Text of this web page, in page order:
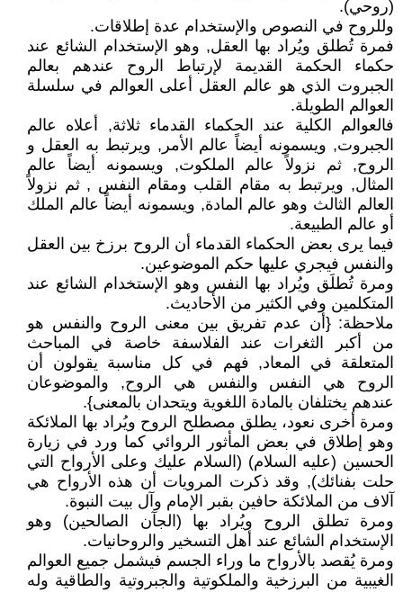
(روحي).
وللروح في النصوص والإستخدام عدة إطلاقات.
فمرة تُطلق ويُراد بها العقل, وهو الإستخدام الشائع عند
حكماء الحكمة القديمة لإرتباط الروح عندهم بعالم
الجبروت الذي هو عالم العقل أعلى العوالم في سلسلة
العوالم الطويلة.
فالعوالم الكلية عند الحكماء القدماء ثلاثة, أعلاه عالم
الجبروت, ويسمونه أيضاً عالم الأمر, ويرتبط به العقل و
الروح, ثم نزولاً عالم الملكوت, ويسمونه أيضاً عالم
المثال, ويرتبط به مقام القلب ومقام النفس , ثم نزولاً
العالم الثالث وهو عالم المادة, ويسمونه أيضاً عالم الملك
أو عالم الطبيعة.
فيما يرى بعض الحكماء القدماء أن الروح برزخ بين العقل
والنفس فيجري عليها حكم الموضوعين.
ومرة تُطلَق ويُراد بها النفس وهو الإستخدام الشائع عند
المتكلمين وفي الكثير من الأحاديث.
ملاحظة: {أن عدم تفريق بين معنى الروح والنفس هو
من أكبر الثغرات عند الفلاسفة خاصة في المباحث
المتعلقة في المعاد, فهم في كل مناسبة يقولون أن
الروح هي النفس والنفس هي الروح, والموضوعان
عندهم يختلفان بالمادة اللغوية ويتحدان بالمعنى}.
ومرة أخرى نعود، يطلق مصطلح الروح ويُراد بها الملائكة
وهو إطلاق في بعض المأثور الروائي كما ورد في زيارة
الحسين (عليه السلام) (السلام عليك وعلى الأرواح التي
حلت بفنائك), وقد ذكرت المرويات أن هذه الأرواح هي
آلاف من الملائكة حافين بقبر الإمام وآل بيت النبوة.
ومرة تطلق الروح ويُراد بها (الجآن الصالحين) وهو
الإستخدام الشائع عند أهل التسخير والروحانيات.
ومرة يُقصد بالأرواح ما وراء الجسم فيشمل جميع العوالم
الغيبية من البرزخية والملكوتية والجبروتية والطاقية وله